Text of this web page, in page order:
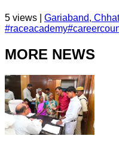
5 views | Gariaband,
#raceacademy#
MORE NEWS